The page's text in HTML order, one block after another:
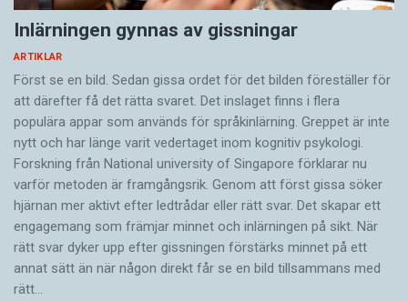
Inlärningen gynnas av gissningar
ARTIKLAR
Först se en bild. Sedan gissa ordet för det bilden föreställer för
att därefter få det rätta svaret. Det inslaget finns i flera
populära appar som används för språkinlärning. Greppet är inte
nytt och har länge varit vedertaget inom kognitiv psykologi.
Forskning från National university of Singa­pore förklarar nu
varför metoden är framgångsrik. Genom att först gissa ­söker
hjärnan mer aktivt ­efter ledtrådar eller rätt svar. Det skapar ett
engagemang som främjar minnet och inlärningen på sikt. När
rätt svar dyker upp efter gissningen förstärks minnet på ett
annat sätt än när någon direkt får se en bild tillsammans med
rätt…